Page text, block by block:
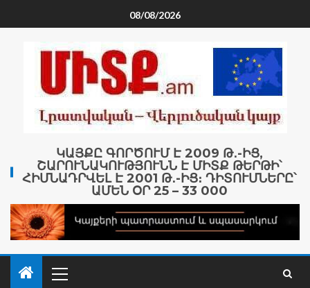
08/08/2026
ԿԱՅՔԸ ԳՈՐԾՈՒՄ Է 2009 Թ․-ԻՑ,
ՇԱՐՈՒՆԱԿՈՒԹՅՈՒՆՆ Է ՄԻՏՔ ԹԵՐԹԻ՝
ՀԻՄՆԱԴՐՎԵԼ Է 2001 Թ․-ԻՑ։ ԴԻՏՈՒՄՆԵՐԸ՝
ԱՄԵՆ ՕՐ 25 – 33 000